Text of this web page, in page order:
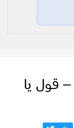
– قول يا